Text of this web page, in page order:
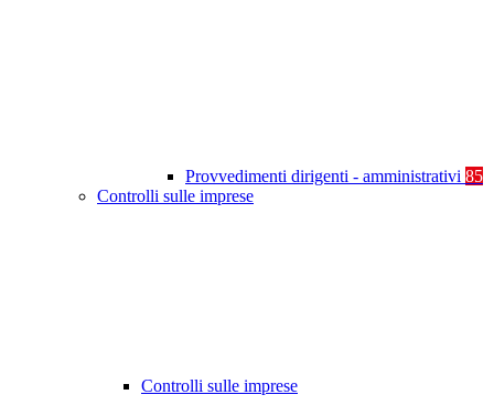
Provvedimenti dirigenti - amministrativi 85
Controlli sulle imprese
Controlli sulle imprese